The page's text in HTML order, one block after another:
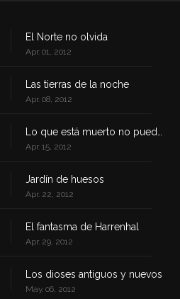
El Norte no olvida
Apr. 01, 2012
Las tierras de la noche
Apr. 08, 2012
Apr. 15, 2012
Jardín de huesos
Apr. 22, 2012
El fantasma de Harrenhal
Apr. 29, 2012
Los dioses antiguos y nuevos
May. 06, 2012